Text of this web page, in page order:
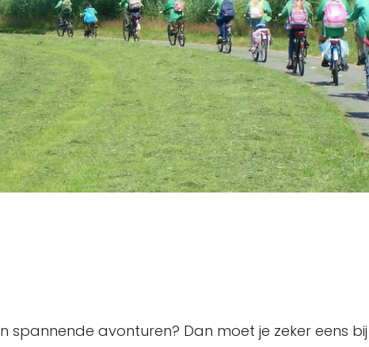
spannende avonturen? Dan moet je zeker eens bij